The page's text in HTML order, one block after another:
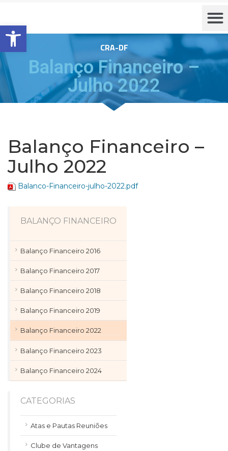
Barra de Ferramentas Aberta
CRA-DF
Balanço Financeiro –
Julho 2022
Balanço Financeiro –
Julho 2022
Balanco-Financeiro-julho-2022.pdf
BALANÇO FINANCEIRO
Balanço Financeiro 2016
Balanço Financeiro 2017
Balanço Financeiro 2018
Balanço Financeiro 2019
Balanço Financeiro 2022
Balanço Financeiro 2023
Balanço Financeiro 2024
CATEGORIAS
Atas e Pautas Reuniões
Clube de Vantagens